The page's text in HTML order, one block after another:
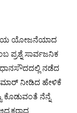
ಯೋಜನೆಯಾದ
ಪ್ರಶ್ನೆ ಸಾರ್ವಜನಿಕ
ನಡೆದ
ನೀಡಿದ ಹೇಳಿಕೆ
ಕೊಡುವಂತೆ ನೆನ್ನೆ